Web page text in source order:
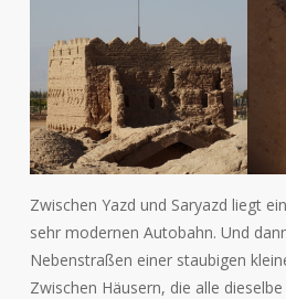
Zwischen Yazd und Saryazd liegt
sehr modernen Autobahn. Und
Nebenstraßen einer staubigen
Zwischen Häusern, die alle